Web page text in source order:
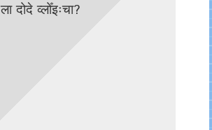
दोदे व्लोँइःचा?